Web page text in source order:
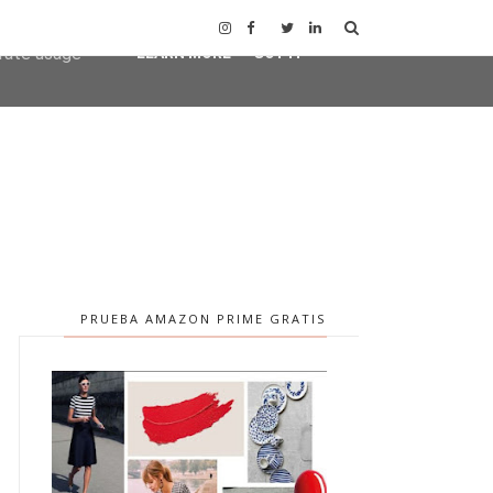
PRUEBA AMAZON PRIME GRATIS
agent
usage
LEARN MORE GOT IT